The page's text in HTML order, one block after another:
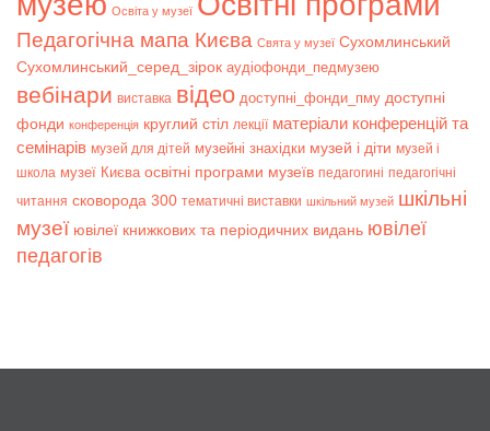
Освіта у музеї
Педагогічна мапа Києва Свята у музеї Сухомлинський
Сухомлинський_серед_зірок аудіофонди_педмузею
вебінари виставка відео доступні_фонди_пму доступні
фонди конференція круглий стіл лекції матеріали конференцій та
семінарів музей для дітей музейні знахідки музей і діти музей і
школа музеї Києва освітні програми музеїв педагогині педагогічні
читання сковорода 300 тематичні виставки шкільний музей шкільні
музеї ювілеї книжкових та періодичних видань ювілеї
педагогів